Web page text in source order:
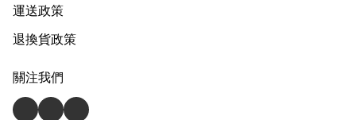
運送政策
退換貨政策
關注我們